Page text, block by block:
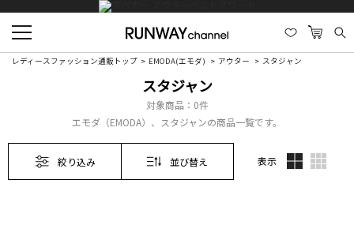
レディースファッション通販トップ EMODA(エモダ) アウター スタジャン
スタジャン
対象商品： 0件
エモダ（EMODA）、スタジャンの商品一覧です。
絞り込み 並び替え 表示